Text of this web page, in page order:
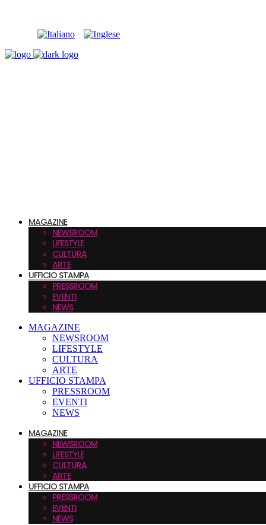
MAGAZINE
NEWSROOM
LIFESTYLE
CULTURA
ARTE
UFFICIO STAMPA
PRESSROOM
EVENTI
NEWS
MAGAZINE
NEWSROOM
LIFESTYLE
CULTURA
ARTE
UFFICIO STAMPA
PRESSROOM
EVENTI
NEWS
MAGAZINE
NEWSROOM
LIFESTYLE
CULTURA
ARTE
UFFICIO STAMPA
PRESSROOM
EVENTI
NEWS